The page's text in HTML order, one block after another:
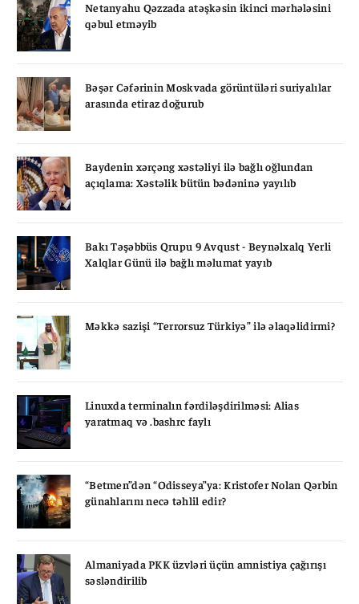
Netanyahu Qəzzada atəşkəsin ikinci mərhələsini
qəbul etməyib
Bəşər Cəfərinin Moskvada görüntüləri suriyalılar
arasında etiraz doğurub
Baydenin xərçəng xəstəliyi ilə bağlı oğlundan
açıqlama: Xəstəlik bütün bədəninə yayılıb
Bakı Təşəbbüs Qrupu 9 Avqust - Beynəlxalq Yerli
Xalqlar Günü ilə bağlı məlumat yayıb
Məkkə sazişi “Terrorsuz Türkiyə” ilə əlaqəlidirmi?
Linuxda terminalın fərdiləşdirilməsi: Alias
yaratmaq və .bashrc faylı
“Betmen”dən “Odisseya”ya: Kristofer Nolan Qərbin
günahlarını necə təhlil edir?
Almaniyada PKK üzvləri üçün amnistiya çağırışı
səsləndirilib